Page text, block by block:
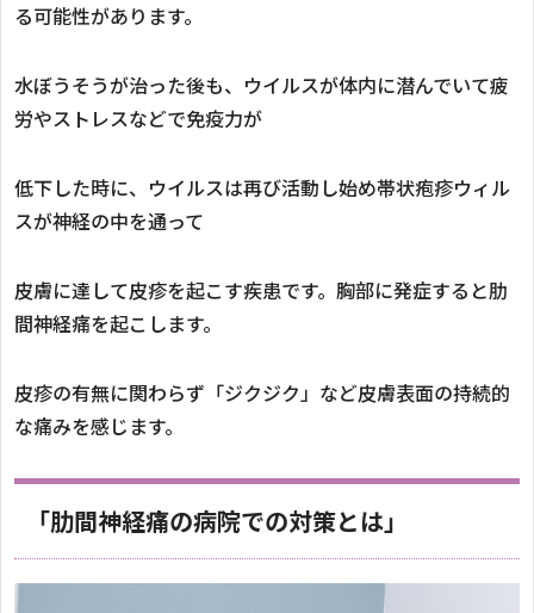
る可能性があります。
水ぼうそうが治った後も、ウイルスが体内に潜んでいて疲
労やストレスなどで免疫力が
低下した時に、ウイルスは再び活動し始め帯状疱疹ウィル
スが神経の中を通って
皮膚に達して皮疹を起こす疾患です。胸部に発症すると肋
間神経痛を起こします。
皮疹の有無に関わらず「ジクジク」など皮膚表面の持続的
な痛みを感じます。
「肋間神経痛の病院での対策とは」